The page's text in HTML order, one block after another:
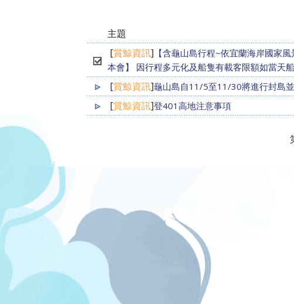
主題
[賞鯨資訊] 【含龜山島行程~依宜蘭海岸國家
本會】 因行程多元化及船隻有載客限額如當天
[賞鯨資訊]龜山島自11/5至11/30將進行封島
[賞鯨資訊]登401高地注意事項